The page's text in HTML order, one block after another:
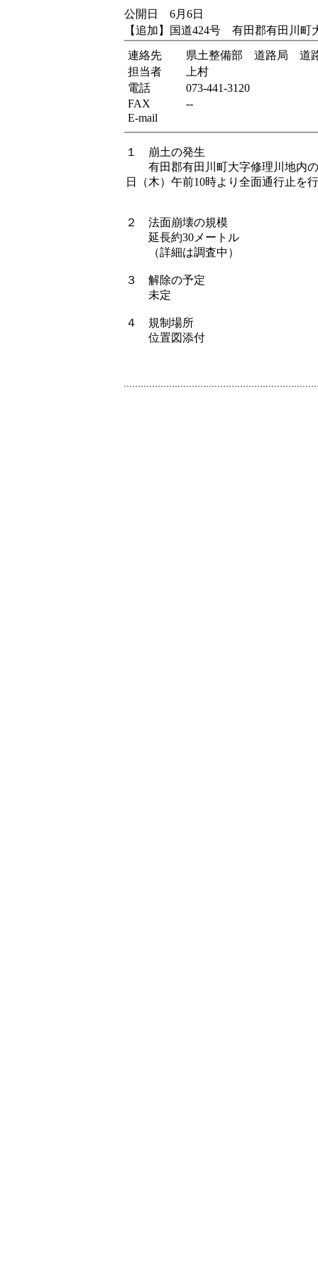
公開日 6月6日
【追加】国道424号 有田郡有田川町
連絡先
県土整備部 道路局 道
担当者
上村
電話
073-441-3120
FAX
--
E-mail
１ 崩土の発生
有田郡有田川町大字修理川地内の
日（木）午前10時より全面通行止を
２ 法面崩壊の規模
延長約30メートル
（詳細は調査中）
３ 解除の予定
未定
４ 規制場所
位置図添付